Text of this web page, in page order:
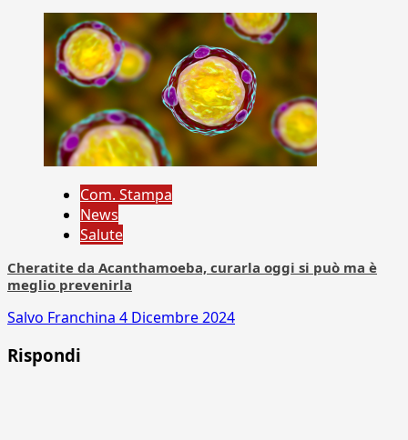
Com. Stampa
News
Salute
Cheratite da Acanthamoeba, curarla oggi si può ma è
meglio prevenirla
Salvo Franchina 4 Dicembre 2024
Rispondi